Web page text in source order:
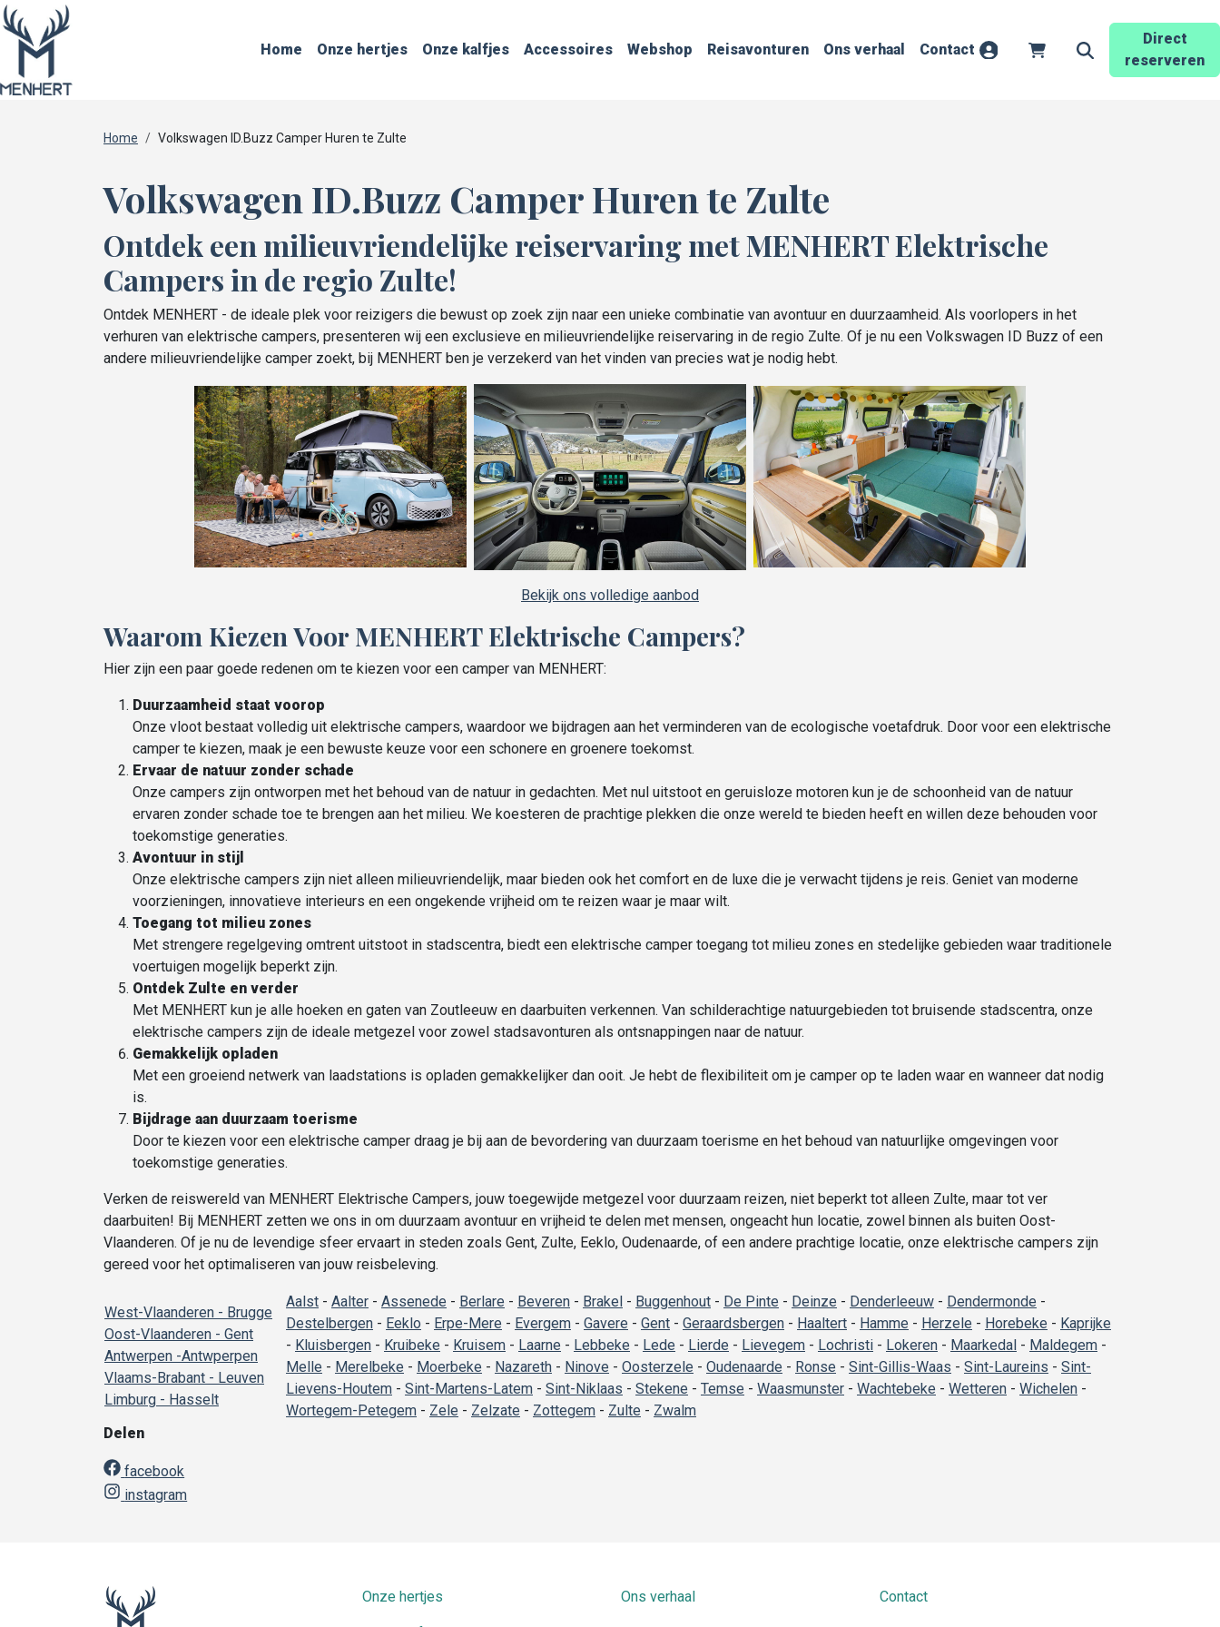
AccountWinkelwagen
Direct
reserveren
Zoekveld openen
Home Onze hertjes Onze kalfjes Accessoires Webshop Reisavonturen Ons verhaal Contact
Home Volkswagen ID.Buzz Camper Huren te Zulte
Volkswagen ID.Buzz Camper Huren te Zulte
Ontdek een milieuvriendelijke reiservaring met MENHERT Elektrische
Campers in de regio Zulte!
Ontdek MENHERT - de ideale plek voor reizigers die bewust op zoek zijn naar een unieke combinatie van avontuur en duurzaamheid. Als voorlopers in het
verhuren van elektrische campers, presenteren wij een exclusieve en milieuvriendelijke reiservaring in de regio Zulte. Of je nu een Volkswagen ID Buzz of een
andere milieuvriendelijke camper zoekt, bij MENHERT ben je verzekerd van het vinden van precies wat je nodig hebt.
Bekijk ons volledige aanbod
Waarom Kiezen Voor MENHERT Elektrische Campers?
Hier zijn een paar goede redenen om te kiezen voor een camper van MENHERT:
Duurzaamheid staat voorop
Onze vloot bestaat volledig uit elektrische campers, waardoor we bijdragen aan het verminderen van de ecologische voetafdruk. Door voor een elektrische
camper te kiezen, maak je een bewuste keuze voor een schonere en groenere toekomst.
Ervaar de natuur zonder schade
Onze campers zijn ontworpen met het behoud van de natuur in gedachten. Met nul uitstoot en geruisloze motoren kun je de schoonheid van de natuur
ervaren zonder schade toe te brengen aan het milieu. We koesteren de prachtige plekken die onze wereld te bieden heeft en willen deze behouden voor
toekomstige generaties.
Avontuur in stijl
Onze elektrische campers zijn niet alleen milieuvriendelijk, maar bieden ook het comfort en de luxe die je verwacht tijdens je reis. Geniet van moderne
voorzieningen, innovatieve interieurs en een ongekende vrijheid om te reizen waar je maar wilt.
Toegang tot milieu zones
Met strengere regelgeving omtrent uitstoot in stadscentra, biedt een elektrische camper toegang tot milieu zones en stedelijke gebieden waar traditionele
voertuigen mogelijk beperkt zijn.
Ontdek Zulte en verder
Met MENHERT kun je alle hoeken en gaten van Zoutleeuw en daarbuiten verkennen. Van schilderachtige natuurgebieden tot bruisende stadscentra, onze
elektrische campers zijn de ideale metgezel voor zowel stadsavonturen als ontsnappingen naar de natuur.
Gemakkelijk opladen
Met een groeiend netwerk van laadstations is opladen gemakkelijker dan ooit. Je hebt de flexibiliteit om je camper op te laden waar en wanneer dat nodig
is.
Bijdrage aan duurzaam toerisme
Door te kiezen voor een elektrische camper draag je bij aan de bevordering van duurzaam toerisme en het behoud van natuurlijke omgevingen voor
toekomstige generaties.
Verken de reiswereld van MENHERT Elektrische Campers, jouw toegewijde metgezel voor duurzaam reizen, niet beperkt tot alleen Zulte, maar tot ver
daarbuiten! Bij MENHERT zetten we ons in om duurzaam avontuur en vrijheid te delen met mensen, ongeacht hun locatie, zowel binnen als buiten Oost-
Vlaanderen. Of je nu de levendige sfeer ervaart in steden zoals Gent, Zulte, Eeklo, Oudenaarde, of een andere prachtige locatie, onze elektrische campers zijn
gereed voor het optimaliseren van jouw reisbeleving.
West-Vlaanderen - Brugge
Oost-Vlaanderen - Gent
Antwerpen -Antwperpen
Vlaams-Brabant - Leuven
Limburg - Hasselt
Aalst - Aalter - Assenede - Berlare - Beveren - Brakel - Buggenhout - De Pinte - Deinze - Denderleeuw - Dendermonde -
Destelbergen - Eeklo - Erpe-Mere - Evergem - Gavere - Gent - Geraardsbergen - Haaltert - Hamme - Herzele - Horebeke - Kaprijke
- Kluisbergen - Kruibeke - Kruisem - Laarne - Lebbeke - Lede - Lierde - Lievegem - Lochristi - Lokeren - Maarkedal - Maldegem -
Melle - Merelbeke - Moerbeke - Nazareth - Ninove - Oosterzele - Oudenaarde - Ronse - Sint-Gillis-Waas - Sint-Laureins - Sint-
Lievens-Houtem - Sint-Martens-Latem - Sint-Niklaas - Stekene - Temse - Waasmunster - Wachtebeke - Wetteren - Wichelen -
Wortegem-Petegem - Zele - Zelzate - Zottegem - Zulte - Zwalm
Delen
facebook
instagram
Onze hertjes Ons verhaal Contact